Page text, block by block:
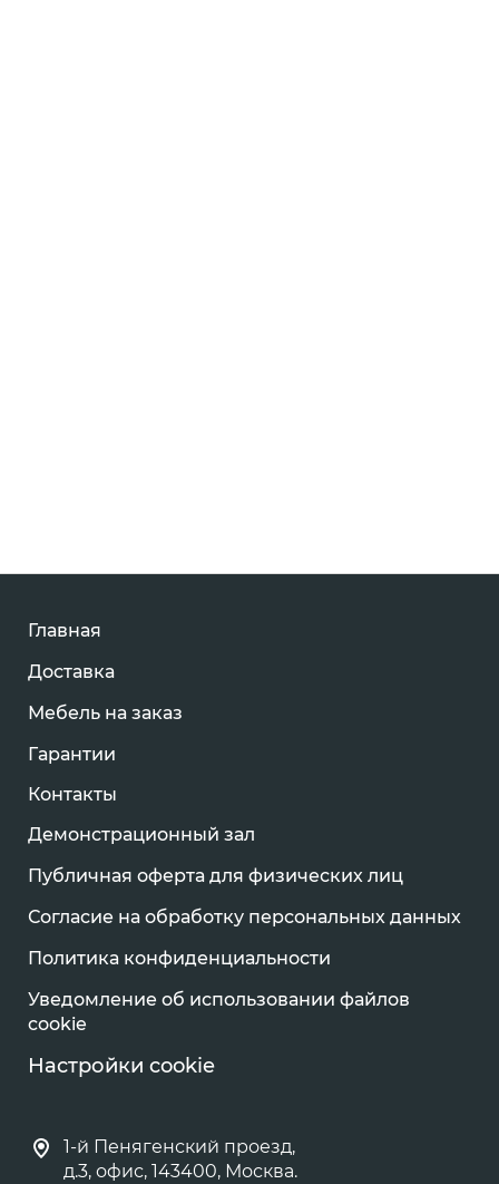
Главная
Доставка
Мебель на заказ
Гарантии
Контакты
Демонстрационный зал
Публичная оферта для физических лиц
Согласие на обработку персональных данных
Политика конфиденциальности
Уведомление об использовании файлов
cookie
Настройки cookie
1-й Пенягенский проезд,
д.3, офис, 143400, Москва.